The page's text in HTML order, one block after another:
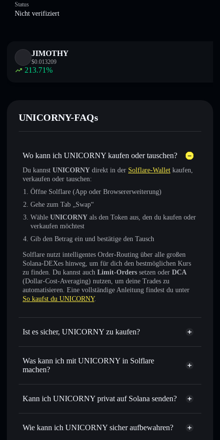
Status
Nicht verifiziert
JIMOTHY
$0.013209
213.71%
UNICORNY-FAQs
Wo kann ich UNICORNY kaufen oder tauschen?
Du kannst UNICORNY direkt in der Solflare-Wallet kaufen,
verkaufen oder tauschen:
Öffne Solflare (App oder Browsererweiterung)
Gehe zum Tab „Swap“
Wähle UNICORNY als den Token aus, den du kaufen oder
verkaufen möchtest
Gib den Betrag ein und bestätige den Tausch
Solflare nutzt intelligentes Order-Routing über alle großen
Solana-DEXes hinweg, um für dich den bestmöglichen Kurs
zu finden. Du kannst auch Limit-Orders setzen oder DCA
(Dollar-Cost-Averaging) nutzen, um deine Trades zu
automatisieren. Eine vollständige Anleitung findest du unter
So kaufst du UNICORNY.
Ist es sicher, UNICORNY zu kaufen?
UNICORNY
nicht
Was kann ich mit UNICORNY in Solflare
machen?
UNICORNY
Solflare-Wallet
Sofort tauschen– handle UNICORNY gegen SOL, USDC
Order Routing zum bestmöglichen Kurs
Limit-Orders setzen– automatisiere Trades zu deinem
Kann ich UNICORNY privat auf Solana senden?
Privacy
Wie kann ich UNICORNY sicher aufbewahren?